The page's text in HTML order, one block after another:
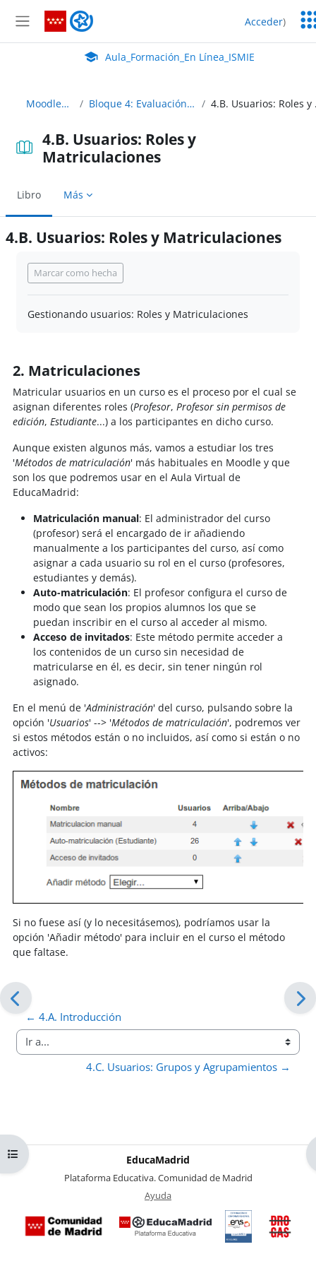
Panel lateral
Aula_Formación_En Línea_ISMIE Acceder)
Aula Virtual de EducaMadrid:
Aula_Formación_En Línea_ISMIE
Abrir índice del curso
MoodleAbierto Bloque 4: Evaluación y calificación
4.B. Usuarios: Roles y
Matriculaciones
Libro Más
4.B. Usuarios: Roles y Matriculaciones
Marcar como hecha
Gestionando usuarios: Roles y Matriculaciones
2. Matriculaciones
Matricular usuarios en un curso es el proceso por el cual se
asignan diferentes roles (Profesor, Profesor sin permisos de
edición, Estudiante...) a los participantes en dicho curso.
Aunque existen algunos más, vamos a estudiar los tres
'Métodos de matriculación' más habituales en Moodle y que
son los que podremos usar en el Aula Virtual de
EducaMadrid:
Matriculación manual: El administrador del curso
(profesor) será el encargado de ir añadiendo
manualmente a los participantes del curso, así como
asignar a cada usuario su rol en el curso (profesores,
estudiantes y demás).
Auto-matriculación: El profesor configura el curso de
modo que sean los propios alumnos los que se
puedan inscribir en el curso al acceder al mismo.
Acceso de invitados: Este método permite acceder a
los contenidos de un curso sin necesidad de
matricularse en él, es decir, sin tener ningún rol
asignado.
En el menú de 'Administración' del curso, pulsando sobre la
opción 'Usuarios' --> 'Métodos de matriculación', podremos ver
si estos métodos están o no incluidos, así como si están o no
activos:
Si no fuese así (y lo necesitásemos), podríamos usar la
opción 'Añadir método' para incluir en el curso el método
que faltase.
← 4.A. Introducción
Ir a...
4.C. Usuarios: Grupos y Agrupamientos →
EducaMadrid
Plataforma Educativa. Comunidad de Madrid
Ayuda
Certificación
de
conformidad
con el del